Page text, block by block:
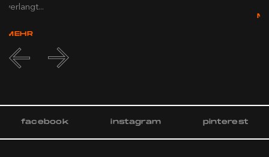
verlangt...
MEHR
facebook instagram pinterest